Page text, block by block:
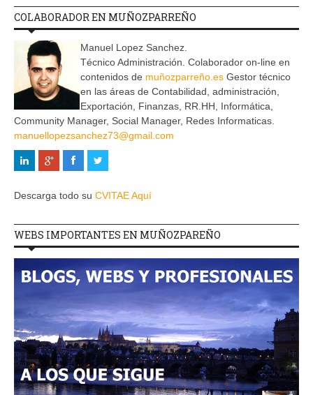
COLABORADOR EN MUÑOZPARREÑO
Manuel Lopez Sanchez.
Técnico Administración. Colaborador on-line en
contenidos de muñozparreño.es Gestor técnico
en las áreas de Contabilidad, administración,
Exportación, Finanzas, RR.HH, Informática,
Community Manager, Social Manager, Redes Informaticas.
manuellopezsanchez73@gmail.com
Descarga todo su CVITAE Aquí
WEBS IMPORTANTES EN MUÑOZPAREÑO